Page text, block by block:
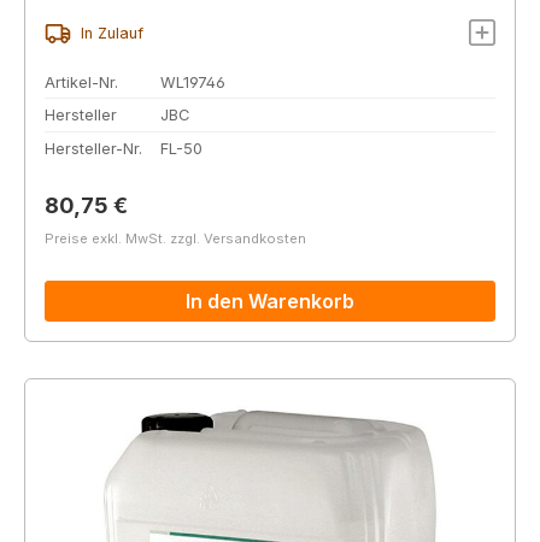
In Zulauf
Artikel-Nr.
WL19746
Hersteller
JBC
Hersteller-Nr.
FL-50
Regulärer Preis:
80,75 €
Preise exkl. MwSt. zzgl. Versandkosten
In den Warenkorb